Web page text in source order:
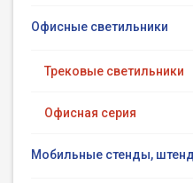
Офисные светильники
Трековые светильники
Офисная серия
Мобильные стенды,